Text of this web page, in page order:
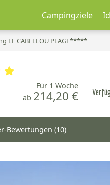
Campingziele
LE CABELLOU PLAGE*****
Für 1 Woche
ab 214,20 €
Bewertungen (10)